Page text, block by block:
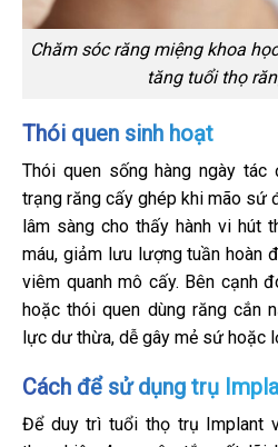
Chăm sóc răng miệng khoa
tăng tuổi thọ
Thói quen sinh hoạt
Thói quen sống hàng ngày tác
trạng răng cấy ghép khi mão sứ
lâm sàng cho thấy hành vi hút
máu, giảm lưu lượng tuần hoàn
viêm quanh mô cấy. Bên cạnh
hoặc thói quen dùng răng cắn
lực dư thừa, dễ gây mẻ sứ hoặc
Cách để sử dụng trụ
Để duy trì tuổi thọ trụ Implant